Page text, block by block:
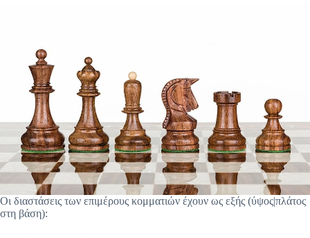
Οι διαστάσεις των επιμέρους κομματιών έχουν ως εξής (ύψος|πλάτος
στη βάση):